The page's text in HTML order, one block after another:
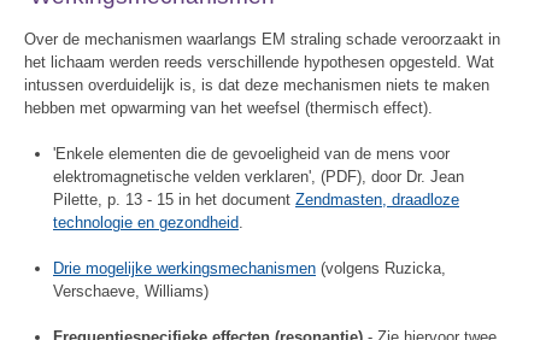
Over de mechanismen waarlangs EM straling schade veroorzaakt in
het lichaam werden reeds verschillende hypothesen opgesteld. Wat
intussen overduidelijk is, is dat deze mechanismen niets te maken
hebben met opwarming van het weefsel (thermisch effect).
'Enkele elementen die de gevoeligheid van de mens voor
elektromagnetische velden verklaren', (PDF), door Dr. Jean
Pilette, p. 13 - 15 in het document Zendmasten, draadloze
technologie en gezondheid
Drie mogelijke werkingsmechanismen (volgens Ruzicka,
Verschaeve, Williams)